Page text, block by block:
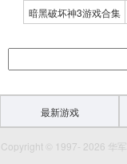
全系列软件下载-adobe
暗黑破坏神3游戏合集
最新游戏
Copyright © 1997- 2026 华